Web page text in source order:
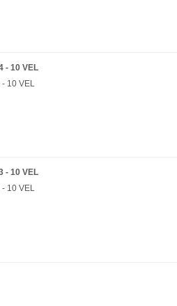
- 10 VEL
- 10 VEL
- 10 VEL
- 10 VEL